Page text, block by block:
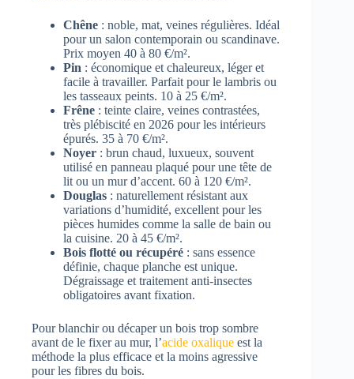
Chêne : noble, mat, veines régulières. Idéal
pour un salon contemporain ou scandinave.
Prix moyen 40 à 80 €/m².
Pin : économique et chaleureux, léger et
facile à travailler. Parfait pour le lambris ou
les tasseaux peints. 10 à 25 €/m².
Frêne : teinte claire, veines contrastées,
très plébiscité en 2026 pour les intérieurs
épurés. 35 à 70 €/m².
Noyer : brun chaud, luxueux, souvent
utilisé en panneau plaqué pour une tête de
lit ou un mur d’accent. 60 à 120 €/m².
Douglas : naturellement résistant aux
variations d’humidité, excellent pour les
pièces humides comme la salle de bain ou
la cuisine. 20 à 45 €/m².
Bois flotté ou récupéré : sans essence
définie, chaque planche est unique.
Dégraissage et traitement anti-insectes
obligatoires avant fixation.
Pour blanchir ou décaper un bois trop sombre
avant de le fixer au mur, l’acide oxalique est la
méthode la plus efficace et la moins agressive
pour les fibres du bois.